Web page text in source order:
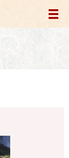
メ